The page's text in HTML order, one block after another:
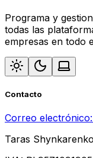
Programa y
todas las
empresas en todo
Contacto
Correo electrónico:
Taras